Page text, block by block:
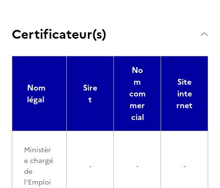
Certificateur(s)
Nom
légal
Sire
t
No
m
com
mer
cial
Site
inte
rnet
Ministèr
e chargé
de
l'Emploi
- - -